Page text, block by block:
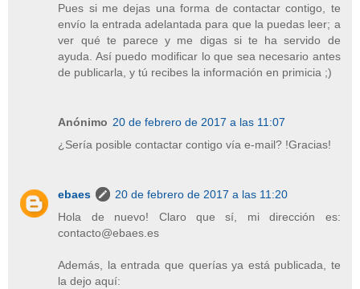
Pues si me dejas una forma de contactar contigo, te
envío la entrada adelantada para que la puedas leer; a
ver qué te parece y me digas si te ha servido de
ayuda. Así puedo modificar lo que sea necesario antes
de publicarla, y tú recibes la información en primicia ;)
Anónimo 20 de febrero de 2017 a las 11:07
¿Sería posible contactar contigo vía e-mail? !Gracias!
ebaes
20 de febrero de 2017 a las 11:20
Hola de nuevo! Claro que sí, mi dirección es:
contacto@ebaes.es
Además, la entrada que querías ya está publicada, te
la dejo aquí: